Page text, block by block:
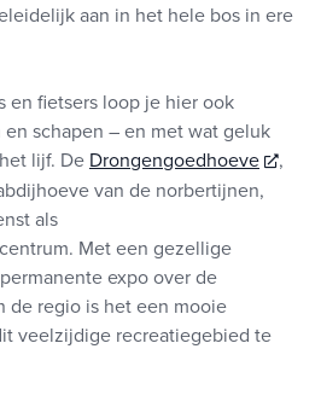
aan in het hele bos in ere
en fietsers loop je hier ook
schapen – en met wat geluk
lijf. De Drongengoedhoeve
,
van de norbertijnen,
als
Met een gezellige
expo over de
de regio is het een mooie
veelzijdige recreatiegebied te